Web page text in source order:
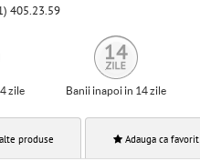
405.23.59
zile Banii inapoi in 14 zile
produse Adauga ca favorit